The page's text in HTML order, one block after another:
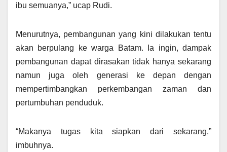
ibu semuanya,” ucap Rudi.
Menurutnya, pembangunan yang kini dilakukan tentu
akan berpulang ke warga Batam. Ia ingin, dampak
pembangunan dapat dirasakan tidak hanya sekarang
namun juga oleh generasi ke depan dengan
mempertimbangkan perkembangan zaman dan
pertumbuhan penduduk.
“Makanya tugas kita siapkan dari sekarang,”
imbuhnya.